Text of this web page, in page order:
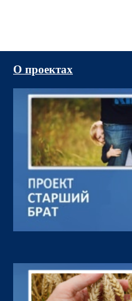
О проектах